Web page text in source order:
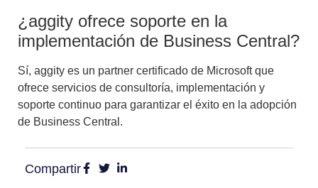
¿aggity ofrece soporte en la
implementación de Business Central?
Sí, aggity es un partner certificado de Microsoft que
ofrece servicios de consultoría, implementación y
soporte continuo para garantizar el éxito en la adopción
de Business Central.
Compartir